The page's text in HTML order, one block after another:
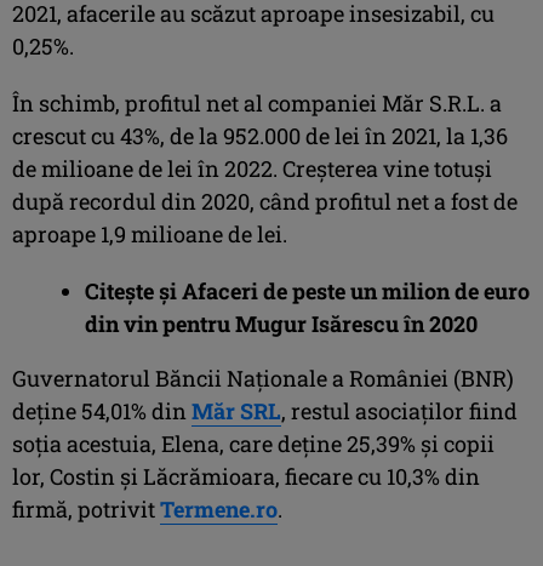
2021, afacerile au scăzut aproape insesizabil, cu
0,25%.
În schimb, profitul net al companiei Măr S.R.L. a
crescut cu 43%, de la 952.000 de lei în 2021, la 1,36
de milioane de lei în 2022. Creșterea vine totuși
după recordul din 2020, când profitul net a fost de
aproape 1,9 milioane de lei.
Citește șiAfaceri de peste un milion de euro
din vin pentru Mugur Isărescu în 2020
Guvernatorul Băncii Naționale a României (BNR)
deține 54,01% dinMăr SRL, restul asociaților fiind
soția acestuia, Elena, care deține 25,39% și copii
lor, Costin și Lăcrămioara, fiecare cu 10,3% din
firmă, potrivitTermene.ro.